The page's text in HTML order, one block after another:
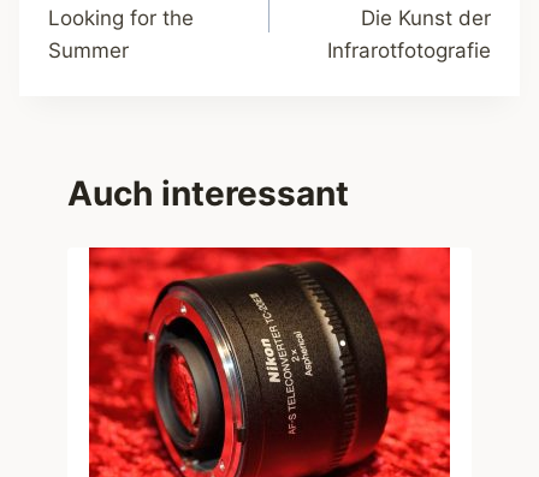
Looking for the
Summer
Die Kunst der
Infrarotfotografie
Auch interessant